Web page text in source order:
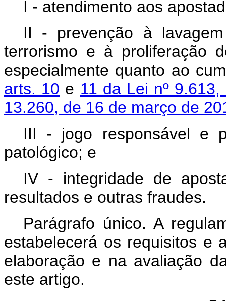
I - atendimento aos
II - prevenção à
terrorismo e à proliferação
especialmente quanto ao
arts. 10 e 11 da Lei nº
13.260, de 16 de março de
III - jogo responsável e
patológico; e
IV - integridade de
resultados e outras fraudes.
Parágrafo único. A
estabelecerá os requisitos e
elaboração e na avaliação
este artigo.